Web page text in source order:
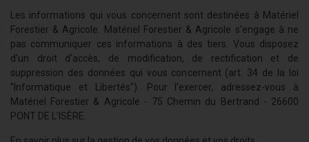
Les informations qui vous concernent sont destinées à Matériel
Forestier & Agricole. Matériel Forestier & Agricole s'engage à ne
pas communiquer ces informations à des tiers. Vous disposez
d'un droit d'accès, de modification, de rectification et de
suppression des données qui vous concernent (art. 34 de la loi
"Informatique et Libertés"). Pour l'exercer, adressez-vous à
Matériel Forestier & Agricole - 75 Chemin du Bertrand - 26600
PONT DE L'ISÈRE.